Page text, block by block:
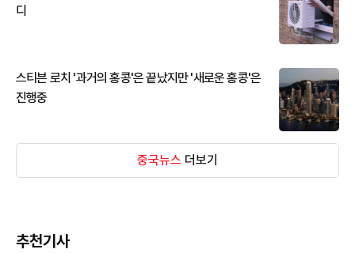
디
스티븐 로치 '과거의 홍콩'은 끝났지만 '새로운 홍콩'은
진행중
중국뉴스 더보기
추천기사